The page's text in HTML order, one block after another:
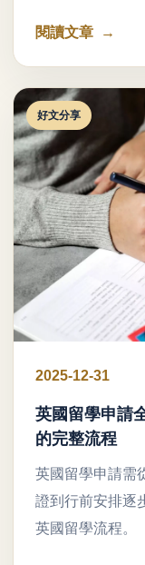
閱讀文章
好文分享
2025-12-31
英國留學申請
的完整流程
英國留學申請需
證到行前安排逐
英國留學流程。